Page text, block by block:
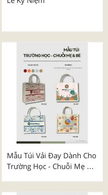
Mẫu Túi Vải Đay Dành Cho
Trường Học - Chuỗi Mẹ &